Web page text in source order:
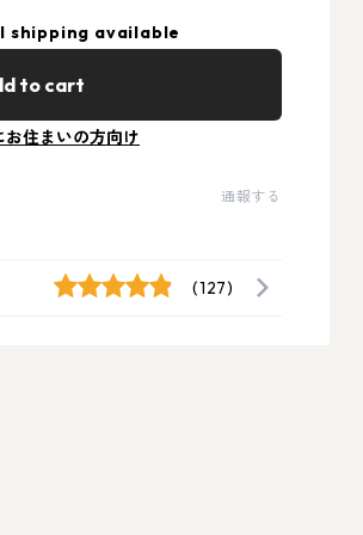
shipping available
to cart
お住まいの方向け
通報する
(127)